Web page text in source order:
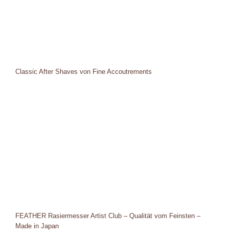
Classic After Shaves von Fine Accoutrements
FEATHER Rasiermesser Artist Club – Qualität vom Feinsten –
Made in Japan